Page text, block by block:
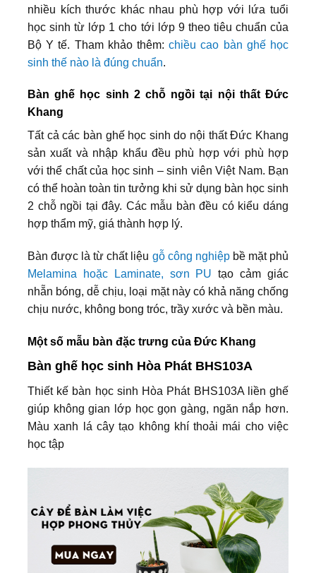
nhiều kích thước khác nhau phù hợp với lứa tuổi
học sinh từ lớp 1 cho tới lớp 9 theo tiêu chuẩn của
Bộ Y tế. Tham khảo thêm:chiều cao bàn ghế học
sinh thế nào là đúng chuẩn.
Bàn ghế học sinh 2 chỗ ngồi tại nội thất Đức
Khang
Tất cả các bàn ghế học sinh do nội thất Đức Khang
sản xuất và nhập khẩu đều phù hợp với phù hợp
với thể chất của học sinh – sinh viên Việt Nam. Bạn
có thể hoàn toàn tin tưởng khi sử dụng bàn học sinh
2 chỗ ngồi tại đây. Các mẫu bàn đều có kiểu dáng
hợp thẩm mỹ, giá thành hợp lý.
Bàn được là từ chất liệu gỗ công nghiệpbề mặt phủ
Melamina hoặc Laminate, sơn PU tạo cảm giác
nhẵn bóng, dễ chịu, loại mặt này có khả năng chống
chịu nước, không bong tróc, trầy xước và bền màu.
Một số mẫu bàn đặc trưng của Đức Khang
Bàn ghế học sinh Hòa Phát BHS103A
Thiết kế bàn học sinh Hòa Phát BHS103A liền ghế
giúp không gian lớp học gọn gàng, ngăn nắp hơn.
Màu xanh lá cây tạo không khí thoải mái cho việc
học tập